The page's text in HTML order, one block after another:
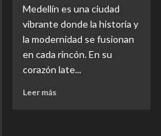
Medellín es una ciudad
vibrante donde la historia y
la modernidad se fusionan
en cada rincón. En su
corazón late...
Leer más